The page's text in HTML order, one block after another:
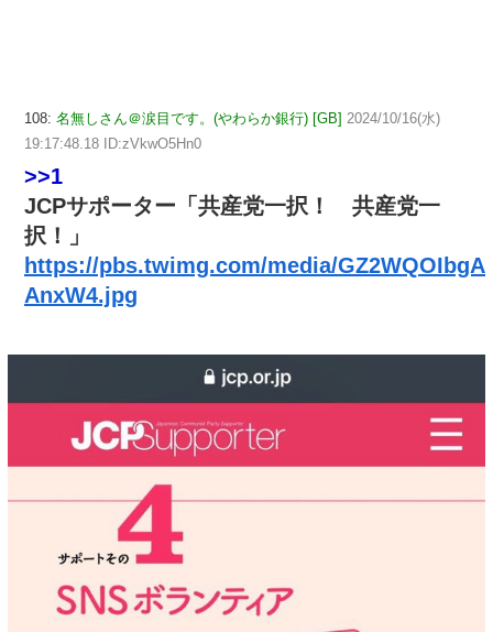
108: 名無しさん＠涙目です。(やわらか銀行) [GB] 2024/10/16(水)
19:17:48.18 ID:zVkwO5Hn0
>>1
JCPサポーター「共産党一択！ 共産党一
択！」
https://pbs.twimg.com/media/GZ2WQOIbgA
AnxW4.jpg